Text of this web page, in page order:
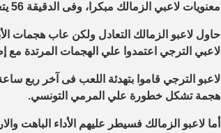
معنويات لاعبي الزمالك مبكرا، وفى الدقيقة 56 يتعرض احمد فتوح لطرد بعد كرة مشتركة مع مهاجم الترجي.
حاول لاعبو الزمالك التعادل ولكن عاب هجمات
لاعبي الترجي اعتمدوا علي الهجمات المرتدة مع
لاعبو الترجي قاموا بتهدئة اللعب فى آخر ربع
هجمة تشكل خطورة علي المرمي التونسي.
أما لاعبو الزمالك فسيطر عليهم الأداء الباهت